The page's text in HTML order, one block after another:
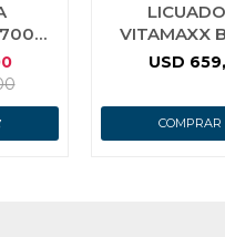
7000
VITAMAXX
USD